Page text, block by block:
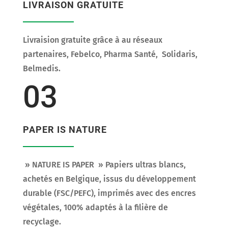
LIVRAISON GRATUITE
Livraision gratuite grâce à au réseaux
partenaires, Febelco, Pharma Santé, Solidaris,
Belmedis.
03
PAPER IS NATURE
» NATURE IS PAPER » Papiers ultras blancs,
achetés en Belgique, issus du développement
durable (FSC/PEFC), imprimés avec des encres
végétales, 100% adaptés à la filière de
recyclage.